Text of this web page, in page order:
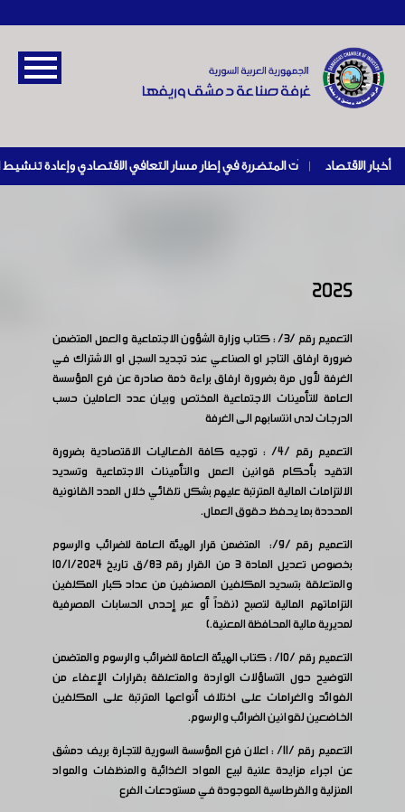
أخبار الاقتصاد |
2025
التعميم رقم /3/ : كتاب وزارة الشؤون الاجتماعية والعمل المتضمن
ضرورة ارفاق التاجر او الصناعي عند تجديد السجل او الاشتراك في
الغرفة لأول مرة بضرورة ارفاق براءة ذمة صادرة عن فرع المؤسسة
العامة للتأمينات الاجتماعية المختص وبيان عدد العاملين حسب
الدرجات لدى انتسابهم الى الغرفة
التعميم رقم /4/ : توجيه كافة الفعاليات الاقتصادية بضرورة
التقيد بأحكام قوانين العمل والتأمينات الاجتماعية وتسديد
الالتزامات المالية المترتبة عليهم بشكل تلقائي خلال المدد القانونية
المحددة بما يحفظ حقوق العمال.
التعميم رقم /9/: المتضمن قرار الهيئة العامة للضرائب والرسوم
بخصوص تعديل المادة 3 من القرار رقم 83/ق تاريخ 10/1/2024
والمتعلقة بتسديد المكلفين المصنفين من عداد كبار المكلفين
التزاماتهم المالية لتصبح (نقداً أو عبر إحدى الحسابات المصرفية
لمديرية مالية المحافظة المعنية.)
التعميم رقم /10/ : كتاب الهيئة العامة للضرائب والرسوم والمتضمن
التوضيح حول التساؤلات الواردة والمتعلقة بقرارات الإعفاء من
الفوائد والغرامات على اختلاف أنواعها المترتبة على المكلفين
الخاضعين لقوانين الضرائب والرسوم.
التعميم رقم /11/ : اعلان فرع المؤسسة السورية للتجارة بريف دمشق
عن اجراء مزايدة علنية لبيع المواد الغذائية والمنظفات والمواد
المنزلية والقرطاسية الموجودة في مستودعات الفرع